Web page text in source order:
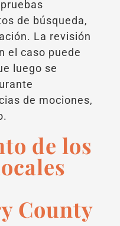
de búsqueda,
La revisión
el caso puede
luego se
de mociones,
de los
County